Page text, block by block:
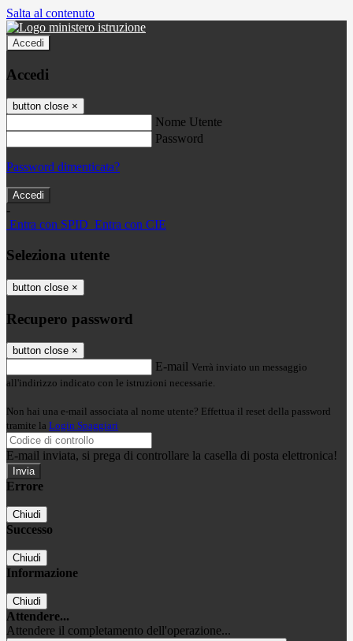
Salta al contenuto
Accedi
Accedi
button close ×
Nome Utente
Password
Password dimenticata?
-
Entra con SPID Entra con CIE
Seleziona utente
button close ×
Recupero password
button close ×
E-mail Verrà inviato un messaggio
all'indirizzo indicato con le istruzioni necessarie.
Non hai una e-mail associata al nome utente? Effettua il reset della password
tramite la Login Spaggiari
E-mail inviata, si prega di controllare la casella di posta elettronica!
Errore
Chiudi
Successo
Chiudi
Informazione
Chiudi
Attendere...
Attendere il completamento dell'operazione...